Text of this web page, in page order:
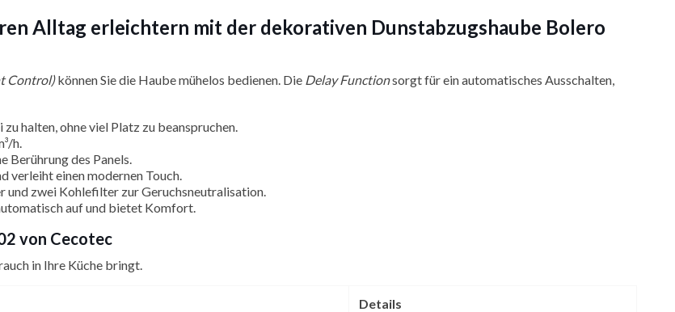
Alltag erleichtern mit der dekorativen Dunstabzugshaube Bolero
Control)können Sie die Haube mühelos bedienen. Die Delay Functionsorgt für ein automatisches Ausschalten,
halten, ohne viel Platz zu beanspruchen.
h.
Berührung des Panels.
verleiht einen modernen Touch.
zwei Kohlefilter zur Geruchsneutralisation.
auf und bietet Komfort.
von Cecotec
in Ihre Küche bringt.
Details